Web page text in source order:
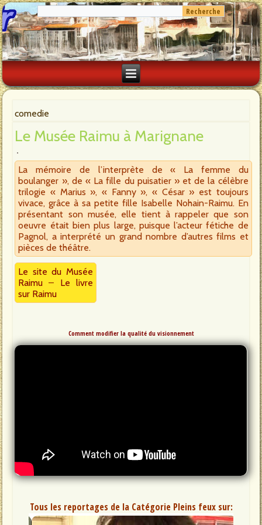
comedie
Le Musée Raimu à Marignane
La mémoire de l’interprète de « La femme du
boulanger », de « La fille du puisatier » et de la célèbre
trilogie « Marius », « Fanny », « César » est toujours
vivace, grâce à sa petite fille Isabelle Nohain-Raimu. En
présentant son musée, elle tient à rappeler que son
oeuvre était bien plus large, puisque l’acteur fétiche de
Pagnol, a interprété un grand nombre d’autres films et
pièces de théâtre.
Le site du Musée
Raimu – Le livre
sur Raimu
Comment modifier la qualité du visionnement
Tous les reportages de la Catégorie Pleins feux sur: